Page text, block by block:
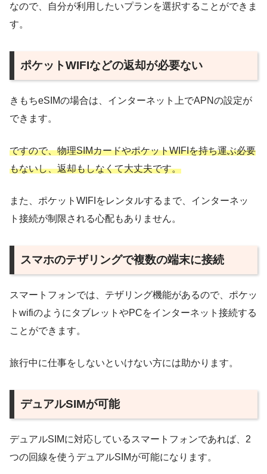
なので、自分が利用したいプランを選択することができま
す。
ポケットWIFIなどの返却が必要ない
きもちeSIMの場合は、インターネット上でAPNの設定が
できます。
ですので、物理SIMカードやポケットWIFIを持ち運ぶ必要
もないし、返却もしなくて大丈夫です。
また、ポケットWIFIをレンタルするまで、インターネッ
ト接続が制限される心配もありません。
スマホのテザリングで複数の端末に接続
スマートフォンでは、テザリング機能があるので、ポケッ
トwifiのようにタブレットやPCをインターネット接続する
ことができます。
旅行中に仕事をしないといけない方には助かります。
デュアルSIMが可能
デュアルSIMに対応しているスマートフォンであれば、2
つの回線を使うデュアルSIMが可能になります。